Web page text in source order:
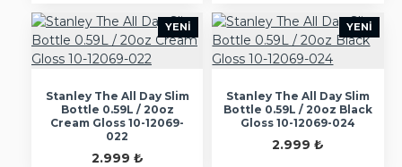
YENI
Stanley The All Day Slim
Bottle 0.59L / 20oz
Cream Gloss 10-12069-
022
2.999 ₺
YENI
Stanley The All Day Slim
Bottle 0.59L / 20oz Black
Gloss 10-12069-024
2.999 ₺